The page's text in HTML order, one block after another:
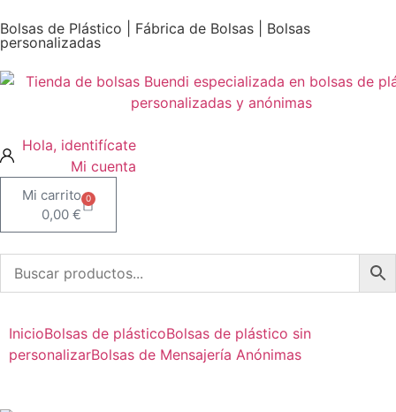
Bolsas de Plástico | Fábrica de Bolsas | Bolsas
personalizadas
Mi cuenta
0,00 €
0
InicioBolsas de plásticoBolsas de plástico sin
personalizarBolsas de Mensajería Anónimas